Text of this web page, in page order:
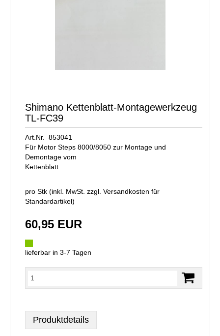
Shimano Kettenblatt-Montagewerkzeug
TL-FC39
Art.Nr. 853041
Für Motor Steps 8000/8050 zur Montage und
Demontage vom
Kettenblatt
pro Stk (inkl. MwSt. zzgl. Versandkosten für
Standardartikel)
60,95 EUR
lieferbar in 3-7 Tagen
Produktdetails